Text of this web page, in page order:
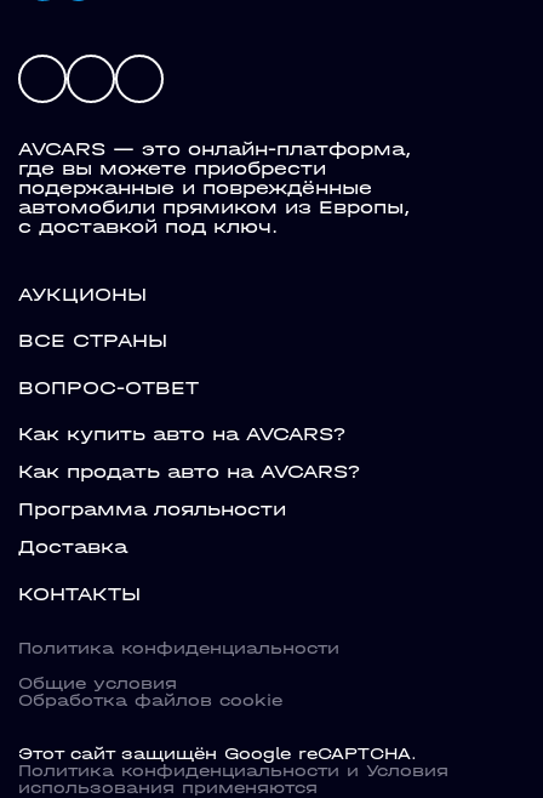
AVCARS — это онлайн-платформа,
где вы можете приобрести
подержанные и повреждённые
автомобили прямиком из Европы,
с доставкой под ключ.
АУКЦИОНЫ
ВСЕ СТРАНЫ
ВОПРОС-ОТВЕТ
Как купить авто на AVCARS?
Как продать авто на AVCARS?
Программа лояльности
Доставка
КОНТАКТЫ
Политика конфиденциальности
Общие условия
Обработка файлов cookie
Этот сайт защищён Google reCAPTCHA.
Политика конфиденциальности и Условия
использования применяются